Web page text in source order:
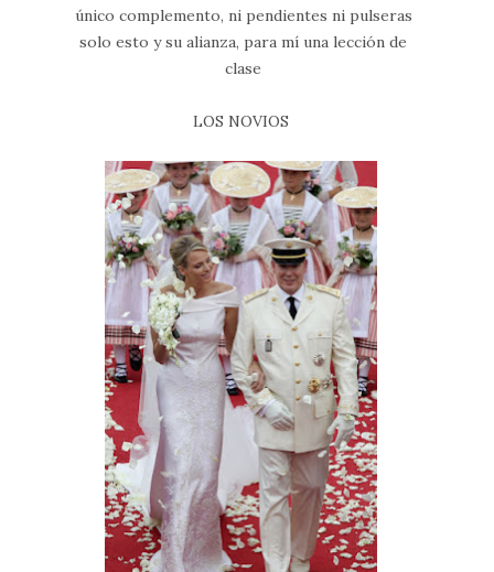
único complemento, ni pendientes ni pulseras
solo esto y su alianza, para mí una lección de
clase
LOS NOVIOS